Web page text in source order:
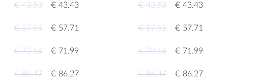
€ 43.53 € 43.43 € 43.53 € 43.43
€ 57.85 € 57.71 € 57.85 € 57.71
€ 72.16 € 71.99 € 72.16 € 71.99
€ 86.47 € 86.27 € 86.47 € 86.27